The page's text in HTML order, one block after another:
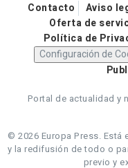
Contacto Aviso
Oferta de
Política de
Configuración de
Portal de actualidad y
© 2026 Europa Press. Está
y la redifusión de todo o
previo y